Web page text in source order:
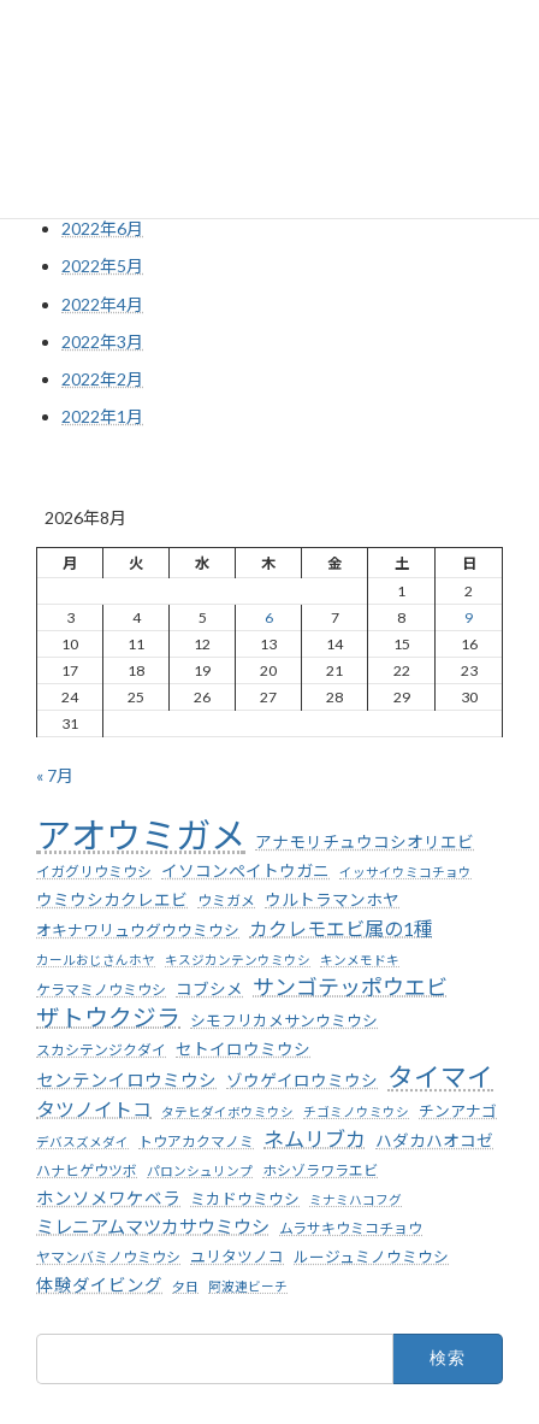
2022年6月
2022年5月
2022年4月
2022年3月
2022年2月
2022年1月
2026年8月
月 火 水 木 金 土
日
1
2
3
4 5 6 7 8
9
10
11 12 13 14 15
16
17
18 19 20 21 22
23
24
25 26 27 28 29
30
31
« 7月
アオウミガメ アナモリチュウコシオリエビ
イガグリウミウシ イソコンペイトウガニ イッサイウミコチョウ
ウミウシカクレエビ ウミガメ
ウルトラマンホヤ
オキナワリュウグウウミウシ
カクレモエビ属の1種
カールおじさんホヤ キスジカンテンウミウシ キンメモドキ
ケラマミノウミウシ コブシメ サンゴテッポウエビ
ザトウクジラ シモフリカメサンウミウシ
スカシテンジクダイ セトイロウミウシ
センテンイロウミウシ ゾウゲイロウミウシ タイマイ
タツノイトコ タテヒダイボウミウシ チゴミノウミウシ チンアナゴ
デバスズメダイ トウアカクマノミ ネムリブカ ハダカハオコゼ
ハナヒゲウツボ パロンシュリンプ ホシゾラワラエビ
ホンソメワケベラ ミカドウミウシ ミナミハコフグ
ミレニアムマツカサウミウシ
ムラサキウミコチョウ
ヤマンバミノウミウシ
ユリタツノコ ルージュミノウミウシ
体験ダイビング 夕日 阿波連ビーチ